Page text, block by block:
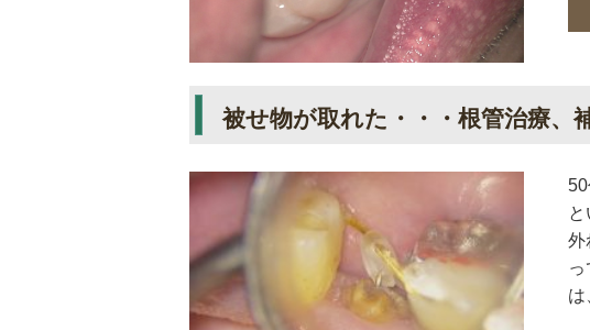
被せ物が取れた・・・根管治療、
外